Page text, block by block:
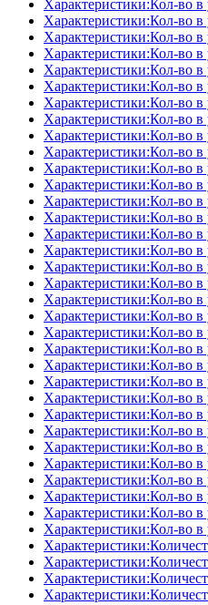
Характеристики:Кол-во
Характеристики:Кол-во
Характеристики:Кол-во
Характеристики:Кол-во
Характеристики:Кол-во
Характеристики:Кол-во в
Характеристики:Кол-во
Характеристики:Кол-во в
Характеристики:Кол-во
Характеристики:Кол-во
Характеристики:Кол-во
Характеристики:Кол-во
Характеристики:Кол-во в
Характеристики:Кол-во
Характеристики:Кол-во
Характеристики:Кол-во
Характеристики:Кол-во в
Характеристики:Кол-во
Характеристики:Кол-во
Характеристики:Кол-во
Характеристики:Кол-во
Характеристики:Кол-во в
Характеристики:Кол-во
Характеристики:Кол-во
Характеристики:Кол-во
Характеристики:Кол-во
Характеристики:Кол-во
Характеристики:Кол-во
Характеристики:Кол-во
Характеристики:Кол-во
Характеристики:Кол-во
Характеристики:Кол-во
Характеристики:Кол-во